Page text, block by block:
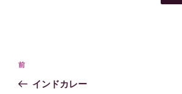
投
過
去
前
インドカレー